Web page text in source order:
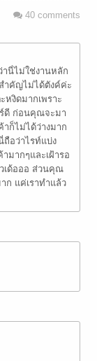
40comments
นี่ไม่ใช่งานหลัก
ำคัญไม่ได้ตังค์ค่ะ
หงิดมากเพราะ
ร์ดี ก่อนคุณจะมา
าก็ไม่ได้ว่างมาก
ถือว่าไรท์แบ่ง
ามากๆและเฝ้ารอ
เด้อออ ส่วนคุณ
ก แค่เราทำแล้ว